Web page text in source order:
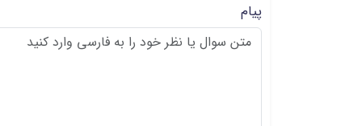
پیام